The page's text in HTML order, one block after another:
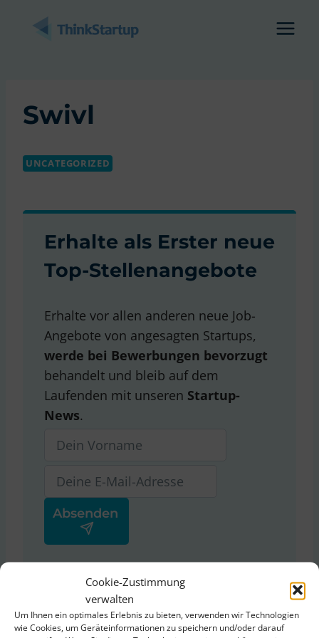
Cookie-Zustimmung
verwalten
Um Ihnen ein optimales Erlebnis zu bieten, verwenden wir Technologien
wie Cookies, um Geräteinformationen zu speichern und/oder darauf
Swivl
UNCATEGORIZED
Erhalte als Erster neue
Top-Stellenangebote
Erhalte vor allen anderen neue Job-
Angebote von angesagten Startups,
werde bei Bewerbungen bevorzugt
behandelt und bleib auf dem
Laufenden mit unseren Startup-
News.
Datenschutzerklärungvon
ThinkStartup zu.